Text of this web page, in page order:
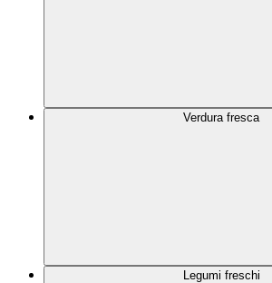
Verdura fresca
Legumi freschi